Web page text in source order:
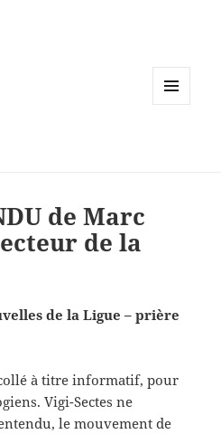
de Marc
de la
de la Ligue – prière
à titre informatif, pour
Vigi-Sectes ne
le mouvement de